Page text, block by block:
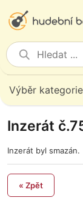
Výběr kategorie
Inzerát
Inzerát byl smazán.
« Zpět